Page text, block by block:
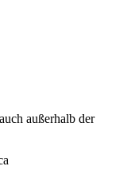
außerhalb der